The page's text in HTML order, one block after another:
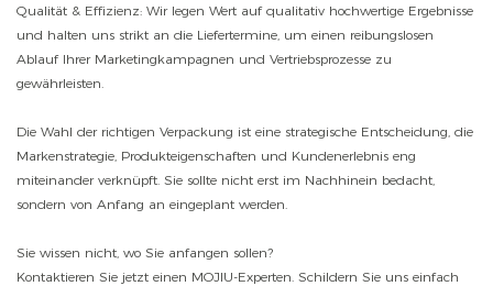
Qualität & Effizienz: Wir legen Wert auf qualitativ hochwertige Ergebnisse
und halten uns strikt an die Liefertermine, um einen reibungslosen
Ablauf Ihrer Marketingkampagnen und Vertriebsprozesse zu
gewährleisten.
Die Wahl der richtigen Verpackung ist eine strategische Entscheidung, die
Markenstrategie, Produkteigenschaften und Kundenerlebnis eng
miteinander verknüpft. Sie sollte nicht erst im Nachhinein bedacht,
sondern von Anfang an eingeplant werden.
Sie wissen nicht, wo Sie anfangen sollen?
Kontaktieren Sie jetzt einen MOJIU-Experten. Schildern Sie uns einfach